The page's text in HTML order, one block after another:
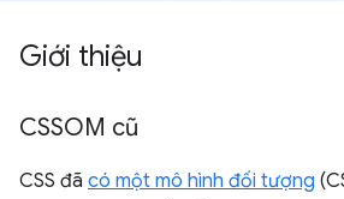
Giới thiệu
CSSOM cũ
CSS đã có một mô hình đối tượng